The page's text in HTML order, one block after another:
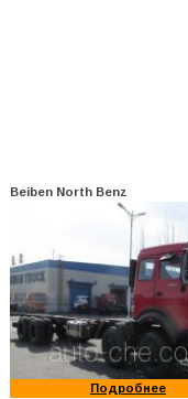
Beiben North Benz
Подробнее